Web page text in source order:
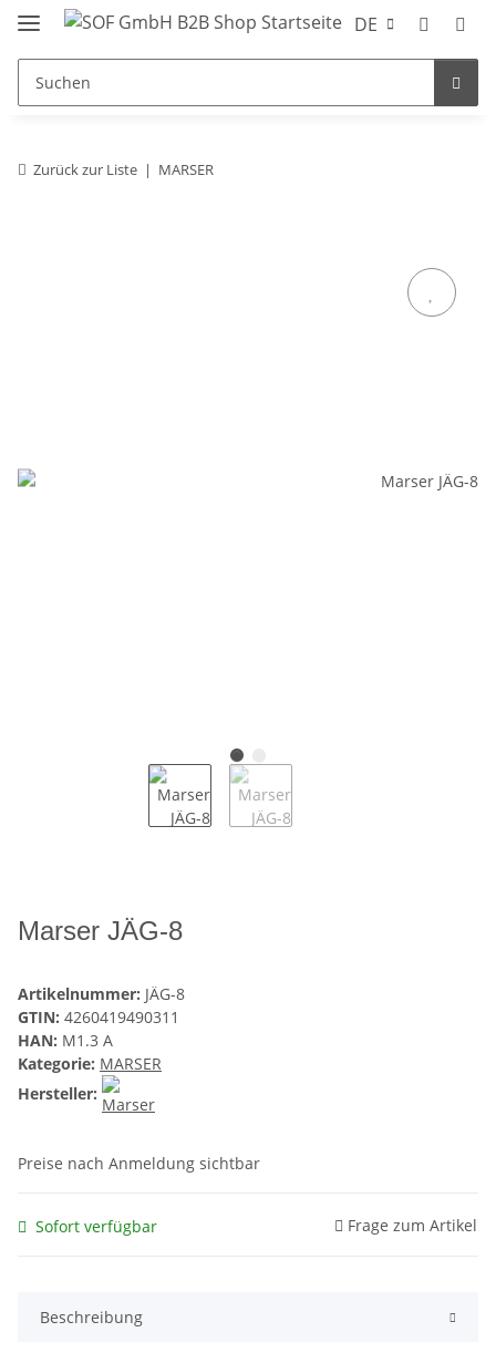
DE
Zurück zur Liste MARSER
Marser JÄG-8
Artikelnummer: JÄG-8
GTIN: 4260419490311
HAN: M1.3 A
Kategorie: MARSER
Hersteller:
Preise nach Anmeldung sichtbar
Sofort verfügbar Frage zum Artikel
Beschreibung